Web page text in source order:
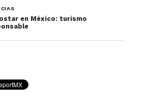
en México: turismo